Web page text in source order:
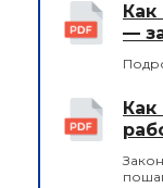
—
Как